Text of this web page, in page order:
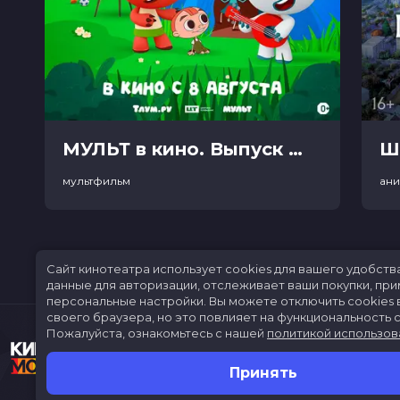
МУЛЬТ в кино. Выпуск №198. Некогда скучать (0+)
мультфильм
Сайт кинотеатра использует cookies для вашего
данные для авторизации, отслеживает ваши покупки,
персональные настройки. Вы можете отключить cookies
своего браузера, но это повлияет на функциональность
Пожалуйста, ознакомьтесь с нашей политикой
Принять